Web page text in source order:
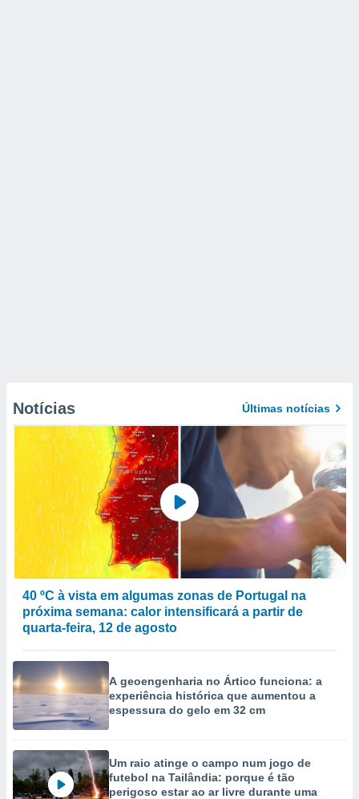
Notícias Últimas notícias
40 ºC à vista em algumas zonas de Portugal na
próxima semana: calor intensificará a partir de
quarta-feira, 12 de agosto
A geoengenharia no Ártico funciona: a
experiência histórica que aumentou a
espessura do gelo em 32 cm
Um raio atinge o campo num jogo de
futebol na Tailândia: porque é tão
perigoso estar ao ar livre durante uma